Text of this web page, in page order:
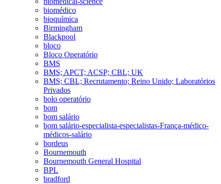
biomédico
bioquímica
Birmingham
Blackpool
bloco
Bloco Operatório
BMS
BMS; APCT; ACSP; CBL; UK
BMS; CBL; Recrutamento; Reino Unido; Laboratórios
Privados
bolo operatório
bom
bom salário
bom salário-especialista-especialistas-França-médico-
médicos-salário
bordeus
Bournemouth
Bournemouth General Hospital
BPL
bradford